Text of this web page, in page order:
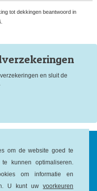
om de website goed te
kunnen optimaliseren.
om informatie en
U kunt uw voorkeuren
tot dekkingen beantwoord in
verzekeringen
en sluit de
Sitemap